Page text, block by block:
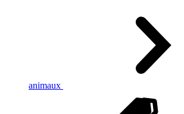
animaux